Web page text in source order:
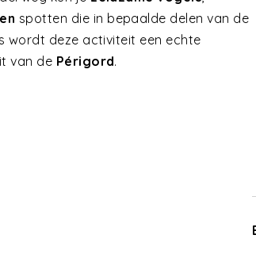
spotten die in bepaalde delen van de
wordt deze activiteit een echte
van de Périgord.